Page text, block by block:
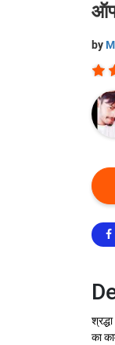
by
का